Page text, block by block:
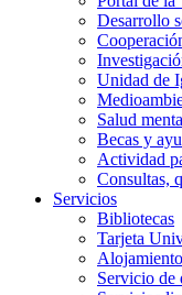
Desarrollo
Unidad de
Salud
Becas y
Actividad
Consultas,
Servicios
Bibliotecas
Tarjeta
Alojamiento
Servicio de